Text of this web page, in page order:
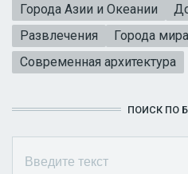
Города Азии и Океании
Развлечения
Города
Современная архитектура
ПОИСК ПО